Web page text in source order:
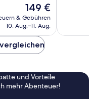
Der
Preis
beträgt
149 €
& Gebühren
10. Aug.–11. Aug.
und Vorteile
mehr Abenteuer!